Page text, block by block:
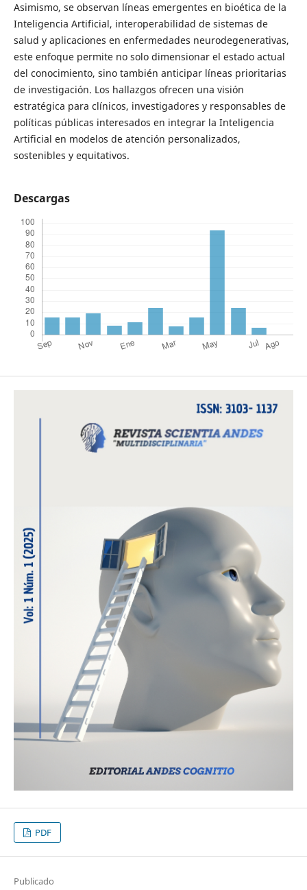
Asimismo, se observan líneas emergentes en bioética de la
Inteligencia Artificial, interoperabilidad de sistemas de
salud y aplicaciones en enfermedades neurodegenerativas,
este enfoque permite no solo dimensionar el estado actual
del conocimiento, sino también anticipar líneas prioritarias
de investigación. Los hallazgos ofrecen una visión
estratégica para clínicos, investigadores y responsables de
políticas públicas interesados en integrar la Inteligencia
Artificial en modelos de atención personalizados,
sostenibles y equitativos.
Descargas
PDF
Publicado